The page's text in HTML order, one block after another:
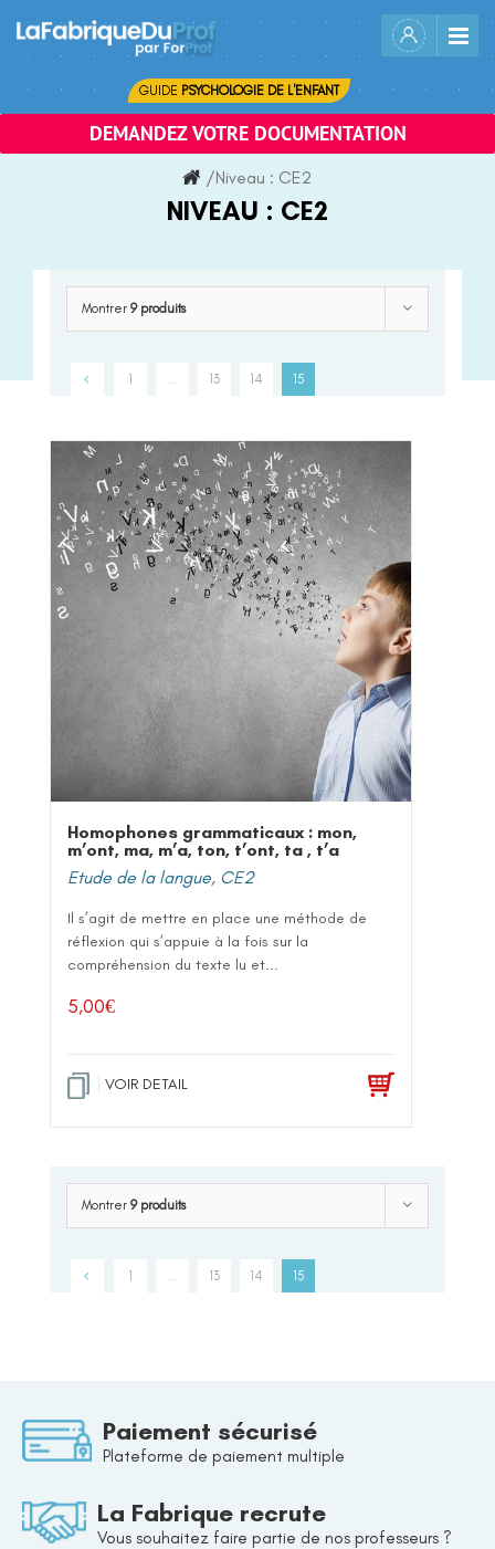
content
GUIDE PSYCHOLOGIE DE L'ENFANT
DEMANDEZ VOTRE DOCUMENTATION
/Niveau : CE2
NIVEAU : CE2
Montrer 9 produits
1 13 14 15
Homophones grammaticaux : mon,
m’ont, ma, m’a, ton, t’ont, ta , t’a
Etude de la langue, CE2
Il s’agit de mettre en place une méthode de
réflexion qui s’appuie à la fois sur la
compréhension du texte lu et...
5,00€
VOIR DETAIL
Montrer 9 produits
1 13 14 15
Paiement sécurisé
Plateforme de paiement multiple
La Fabrique recrute
Vous souhaitez faire partie de nos professeurs ?